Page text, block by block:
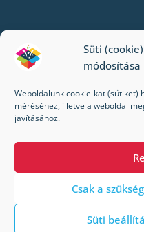
Süti
módosítása
Weboldalunk cookie-kat (sütiket)
méréséhez, illetve a weboldal
javításához.
Csak a
Süti
RÓLUNK
Kik vagyunk mi?